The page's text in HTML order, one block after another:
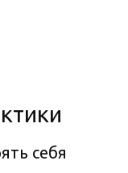
себя